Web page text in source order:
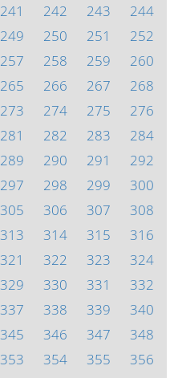
241 242 243
244
249 250 251
252
257 258 259
260
265 266 267
268
273 274 275
276
281 282 283
284
289 290 291
292
297 298 299
300
305 306 307
308
313 314 315
316
321 322 323
324
329 330 331
332
337 338 339
340
345 346 347
348
353 354 355
356